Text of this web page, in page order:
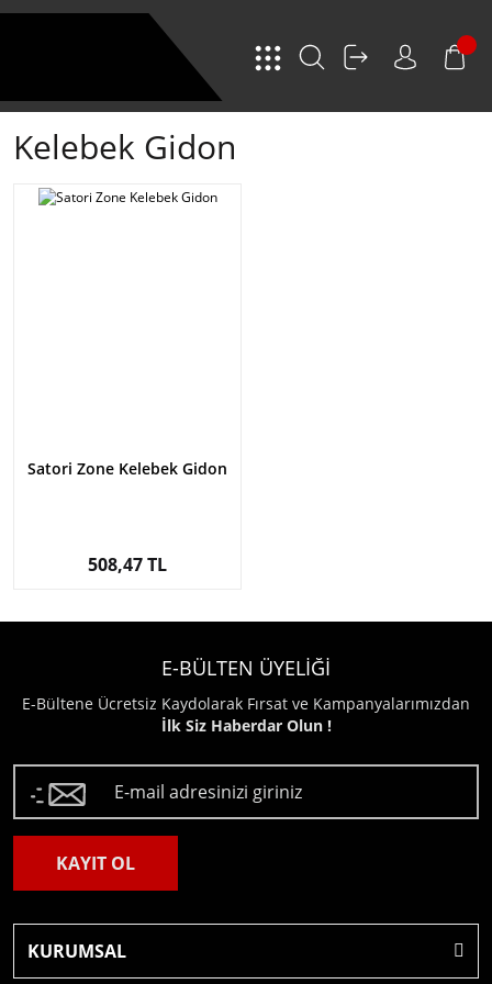
Kelebek Gidon
Satori Zone Kelebek Gidon
508,47 TL
E-BÜLTEN ÜYELİĞİ
E-Bültene Ücretsiz Kaydolarak Fırsat ve Kampanyalarımızdan
İlk Siz Haberdar Olun !
KAYIT OL
KURUMSAL